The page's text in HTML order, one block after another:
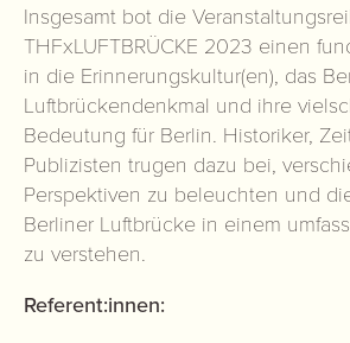
Insgesamt bot die
THFxLUFTBRÜCKE 2023 einen
in die Erinnerungskultur(en), das
Luftbrückendenkmal und ihre
Bedeutung für Berlin. Historiker,
Publizisten trugen dazu bei,
Perspektiven zu beleuchten und
Berliner Luftbrücke in einem
zu verstehen.
Referent:innen: